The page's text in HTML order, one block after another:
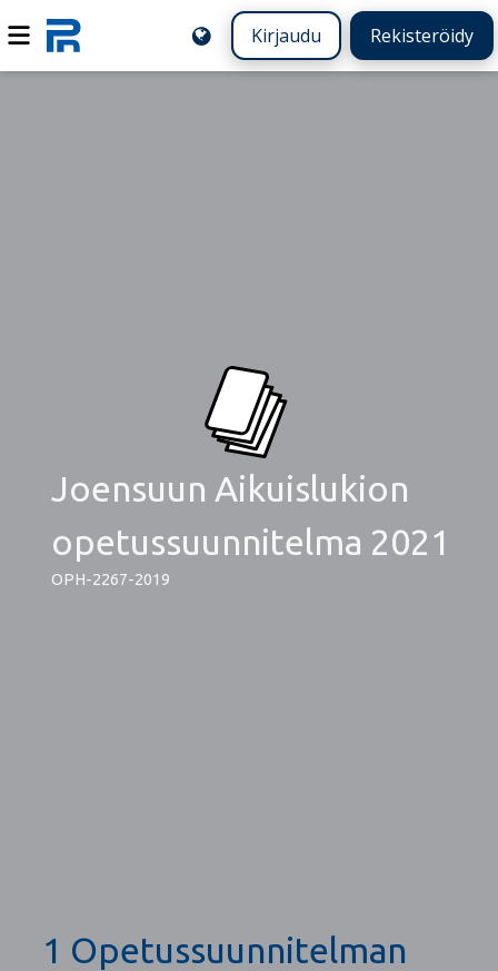
Kirjaudu Rekisteröidy
Joensuun Aikuislukion
opetussuunnitelma 2021
OPH-2267-2019
1 Opetussuunnitelman